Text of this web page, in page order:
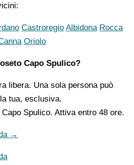
Castroregio Albidona Rocca
Oriolo
Capo Spulico?
libera. Una sola persona può
tua, esclusiva.
Spulico. Attiva entro 48 ore.
→